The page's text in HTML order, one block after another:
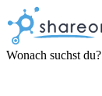
Wonach suchst du?